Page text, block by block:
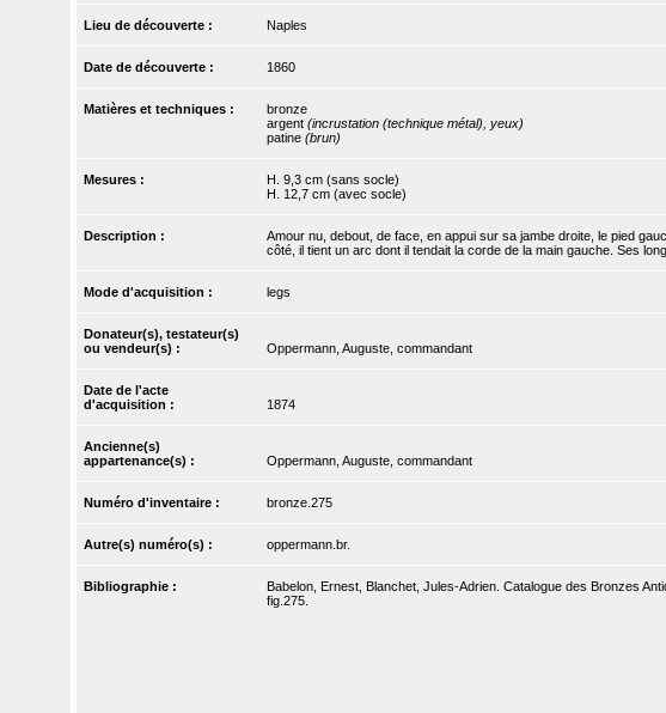
Lieu de découverte : Naples
Date de découverte : 1860
Matières et techniques :
bronze
argent (incrustation (technique métal), yeux)
patine (brun)
Mesures :
H. 9,3 cm (sans socle)
H. 12,7 cm (avec socle)
Description :
Amour nu, debout, de face, en appui sur sa jambe droite, le pied
côté, il tient un arc dont il tendait la corde de la main gauche. Ses
Mode d'acquisition : legs
Donateur(s), testateur(s)
ou vendeur(s) :
Oppermann, Auguste, commandant
Date de l'acte
d'acquisition :
1874
Ancienne(s)
appartenance(s) :
Oppermann, Auguste, commandant
Numéro d'inventaire : bronze.275
Autre(s) numéro(s) : oppermann.br.
Bibliographie :
Babelon, Ernest, Blanchet, Jules-Adrien. Catalogue des Bronzes
fig.275.